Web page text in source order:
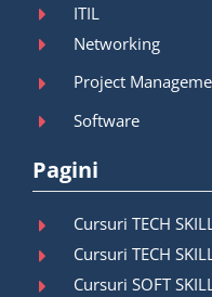
ITIL
Networking
Project
Software
Pagini
Cursuri TECH
Cursuri TECH
Cursuri SOFT